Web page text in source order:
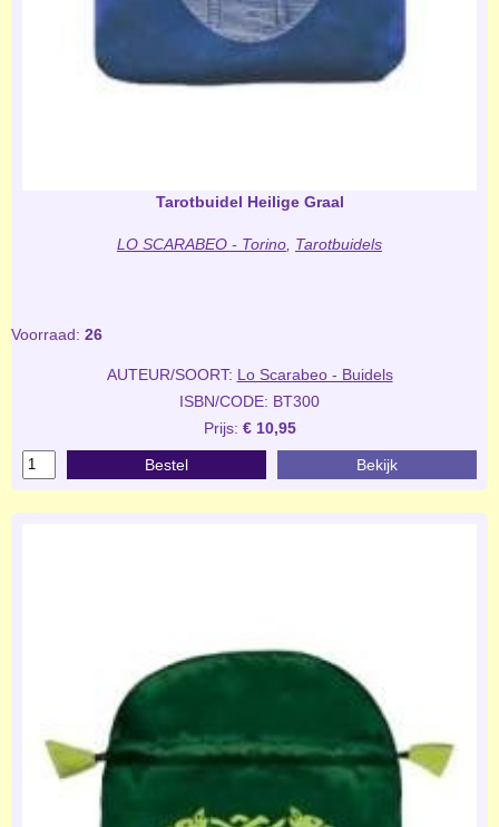
Tarotbuidel Heilige Graal
LO SCARABEO - Torino Tarotbuidels
Voorraad: 26
AUTEUR/SOORT: Lo Scarabeo - Buidels
ISBN/CODE: BT300
Prijs: € 10,95
Bestel Bekijk